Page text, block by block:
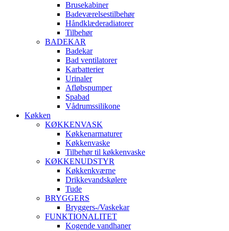
Brusekabiner
Badeværelsestilbehør
Håndklæderadiatorer
Tilbehør
BADEKAR
Badekar
Bad ventilatorer
Karbatterier
Urinaler
Afløbspumper
Spabad
Vådrumssilikone
Køkken
KØKKENVASK
Køkkenarmaturer
Køkkenvaske
Tilbehør til køkkenvaske
KØKKENUDSTYR
Køkkenkværne
Drikkevandskølere
Tude
BRYGGERS
Bryggers-/Vaskekar
FUNKTIONALITET
Kogende vandhaner